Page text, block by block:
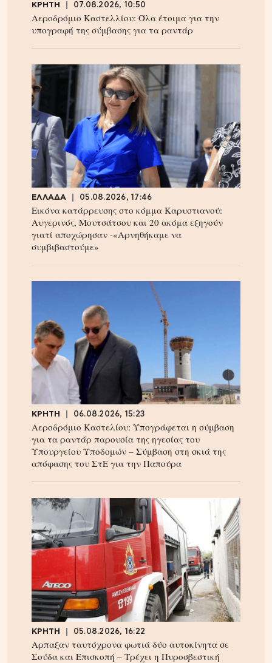
ΚΡΗΤΗ 07.08.2026, 10:50
Αεροδρόμιο Καστελλίου: Όλα έτοιμα για την
υπογραφή της σύμβασης για τα ραντάρ
ΕΛΛΑΔΑ 05.08.2026, 17:46
Εικόνα κατάρρευσης στο κόμμα Καρυστιανού:
Αυγερινός, Μουτσάτσου και 20 ακόμα εξηγούν
γιατί αποχώρησαν -«Αρνηθήκαμε να
συμβιβαστούμε»
ΚΡΗΤΗ 06.08.2026, 15:23
Αεροδρόμιο Καστελίου: Υπογράφεται η σύμβαση
για τα ραντάρ παρουσία της ηγεσίας του
Υπουργείου Υποδομών – Σύμβαση στη σκιά της
απόφασης του ΣτΕ για την Παπούρα
ΚΡΗΤΗ 05.08.2026, 16:22
Αρπαξαν ταυτόχρονα φωτιά δύο αυτοκίνητα σε
Σούδα και Επισκοπή – Τρέχει η Πυροσβεστική